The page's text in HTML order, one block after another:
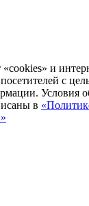
и
с
Условия
в